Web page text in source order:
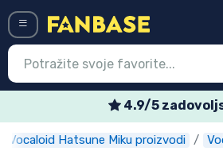
Tjedne posebne
Vocaloid Hatsune Miku proizvodi
Ulazak